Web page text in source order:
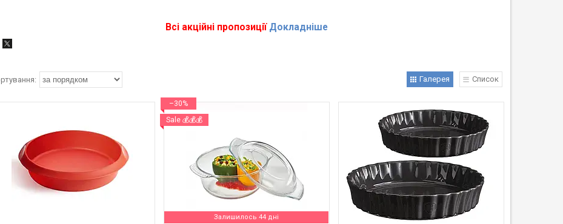
Всі акційні пропозиції Докладніше
Галерея Список
Sale 💰💰💰
–30%
Залишилось 44 дні